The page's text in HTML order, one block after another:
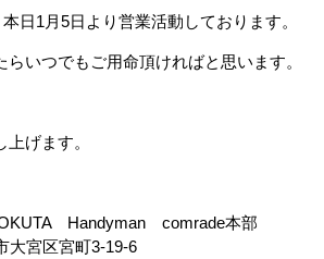
日1月5日より営業活動しております。
いつでもご用命頂ければと思います。
げます。
Handyman comrade本部
宮区宮町3-19-6